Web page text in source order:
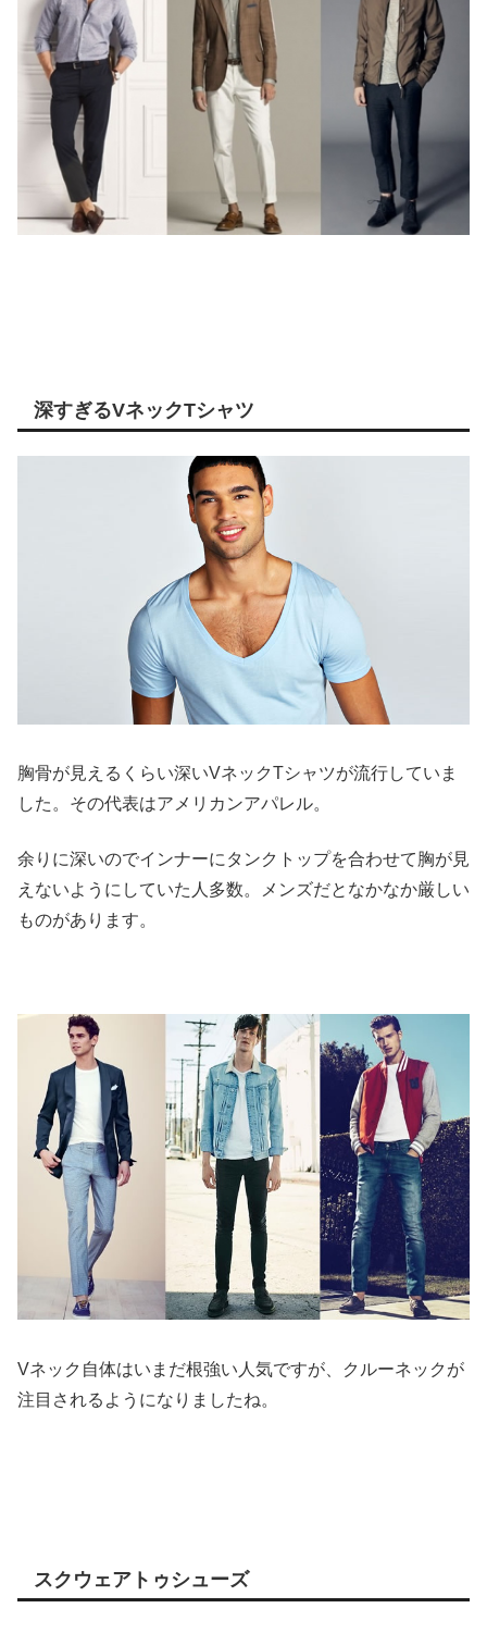
深すぎるVネックTシャツ
胸骨が見えるくらい深いVネックTシャツが流行していま
した。その代表はアメリカンアパレル。
余りに深いのでインナーにタンクトップを合わせて胸が見
えないようにしていた人多数。メンズだとなかなか厳しい
ものがあります。
Vネック自体はいまだ根強い人気ですが、クルーネックが
注目されるようになりましたね。
スクウェアトゥシューズ